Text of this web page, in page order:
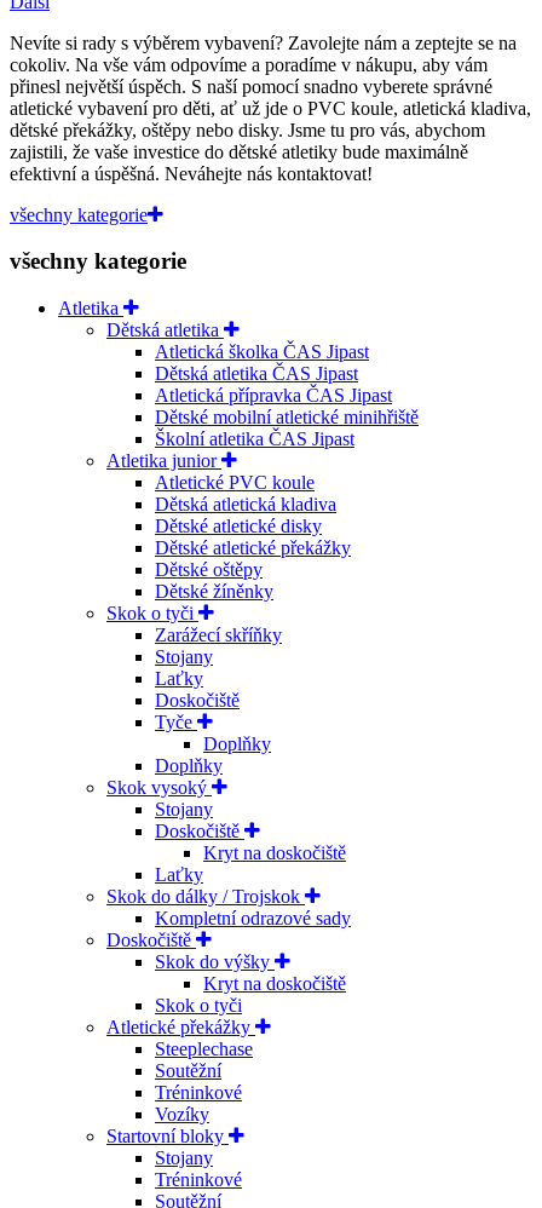
Nevíte si rady s výběrem vybavení? Zavolejte nám a zeptejte se na
cokoliv. Na vše vám odpovíme a poradíme v nákupu, aby vám
přinesl největší úspěch. S naší pomocí snadno vyberete správné
atletické vybavení pro děti, ať už jde o PVC koule, atletická kladiva,
dětské překážky, oštěpy nebo disky. Jsme tu pro vás, abychom
zajistili, že vaše investice do dětské atletiky bude maximálně
efektivní a úspěšná. Neváhejte nás kontaktovat!
všechny kategorie
všechny kategorie
Atletika
Dětská atletika
Atletická školka ČAS Jipast
Dětská atletika ČAS Jipast
Atletická přípravka ČAS Jipast
Dětské mobilní atletické minihřiště
Školní atletika ČAS Jipast
Atletika junior
Atletické PVC koule
Dětská atletická kladiva
Dětské atletické disky
Dětské atletické překážky
Dětské oštěpy
Dětské žíněnky
Skok o tyči
Zarážecí skříňky
Stojany
Laťky
Doskočiště
Tyče
Doplňky
Doplňky
Skok vysoký
Stojany
Doskočiště
Kryt na doskočiště
Laťky
Skok do dálky / Trojskok
Kompletní odrazové sady
Doskočiště
Skok do výšky
Kryt na doskočiště
Skok o tyči
Atletické překážky
Steeplechase
Soutěžní
Tréninkové
Vozíky
Startovní bloky
Stojany
Tréninkové
Soutěžní